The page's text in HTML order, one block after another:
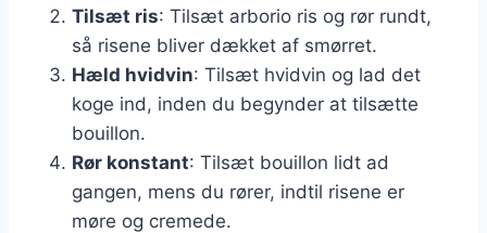
Tilsæt ris: Tilsæt arborio ris og rør rundt,
så risene bliver dækket af smørret.
Hæld hvidvin: Tilsæt hvidvin og lad det
koge ind, inden du begynder at tilsætte
bouillon.
Rør konstant: Tilsæt bouillon lidt ad
gangen, mens du rører, indtil risene er
møre og cremede.